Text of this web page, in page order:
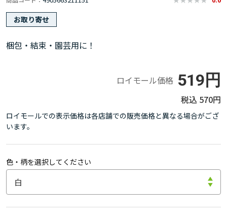
お取り寄せ
梱包・結束・園芸用に！
ロイモール価格 519円
570円
ロイモールでの表示価格は各店舗での販売価格と異なる場合がござ
います。
色・柄を選択してください